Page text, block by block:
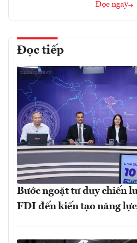
Đọc ngay
Đọc tiếp
Bước ngoặt tư duy chiến
FDI đến kiến tạo năng